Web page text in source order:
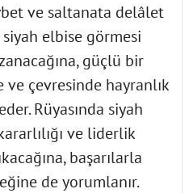
ve saltanata delâlet
elbise görmesi
güçlü bir
çevresinde hayranlık
Rüyasında siyah
ve liderlik
başarılarla
de yorumlanır.